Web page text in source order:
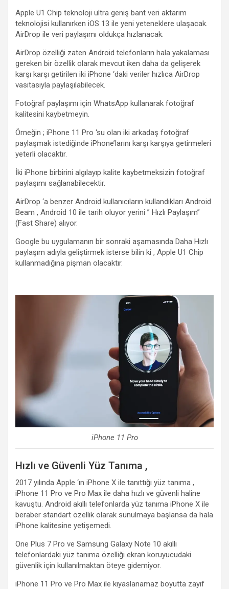
Apple U1 Chip teknoloji ultra geniş bant veri aktarım
teknolojisi kullanırken iOS 13 ile yeni yeteneklere ulaşacak.
AirDrop ile veri paylaşımı oldukça hızlanacak.
AirDrop özelliği zaten Android telefonların hala yakalaması
gereken bir özellik olarak mevcut iken daha da gelişerek
karşı karşı getirilen iki iPhone ‘daki veriler hızlıca AirDrop
vasıtasıyla paylaşılabilecek.
Fotoğraf paylaşımı için WhatsApp kullanarak fotoğraf
kalitesini kaybetmeyin.
Örneğin ; iPhone 11 Pro ‘su olan iki arkadaş fotoğraf
paylaşmak istediğinde iPhone’larını karşı karşıya getirmeleri
yeterli olacaktır.
İki iPhone birbirini algılayıp kalite kaybetmeksizin fotoğraf
paylaşımı sağlanabilecektir.
AirDrop ‘a benzer Android kullanıcıların kullandıkları Android
Beam , Android 10 ile tarih oluyor yerini ” Hızlı Paylaşım”
(Fast Share) alıyor.
Google bu uygulamanın bir sonraki aşamasında Daha Hızlı
paylaşım adıyla geliştirmek isterse bilin ki , Apple U1 Chip
kullanmadığına pişman olacaktır.
iPhone 11 Pro
Hızlı ve Güvenli Yüz Tanıma ,
2017 yılında Apple ‘ın iPhone X ile tanıttığı yüz tanıma ,
iPhone 11 Pro ve Pro Max ile daha hızlı ve güvenli haline
kavuştu. Android akıllı telefonlarda yüz tanıma iPhone X ile
beraber standart özellik olarak sunulmaya başlansa da hala
iPhone kalitesine yetişemedi.
One Plus 7 Pro ve Samsung Galaxy Note 10 akıllı
telefonlardaki yüz tanıma özelliği ekran koruyucudaki
güvenlik için kullanılmaktan öteye gidemiyor.
iPhone 11 Pro ve Pro Max ile kıyaslanamaz boyutta zayıf